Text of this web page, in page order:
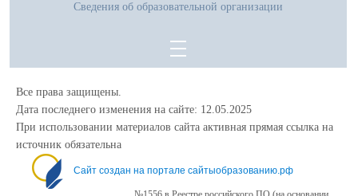
Сведения об образовательной организации
Все права защищены.
Дата последнего изменения на сайте: 12.05.2025
При использовании материалов сайта активная прямая ссылка на
источник обязательна
Сайт создан на портале сайтыобразованию.рф